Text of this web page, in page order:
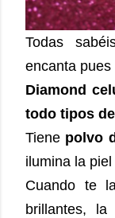
Todas
encanta
Diamond
todo tipos
Tiene polvo
ilumina la
Cuando te
brillantes,